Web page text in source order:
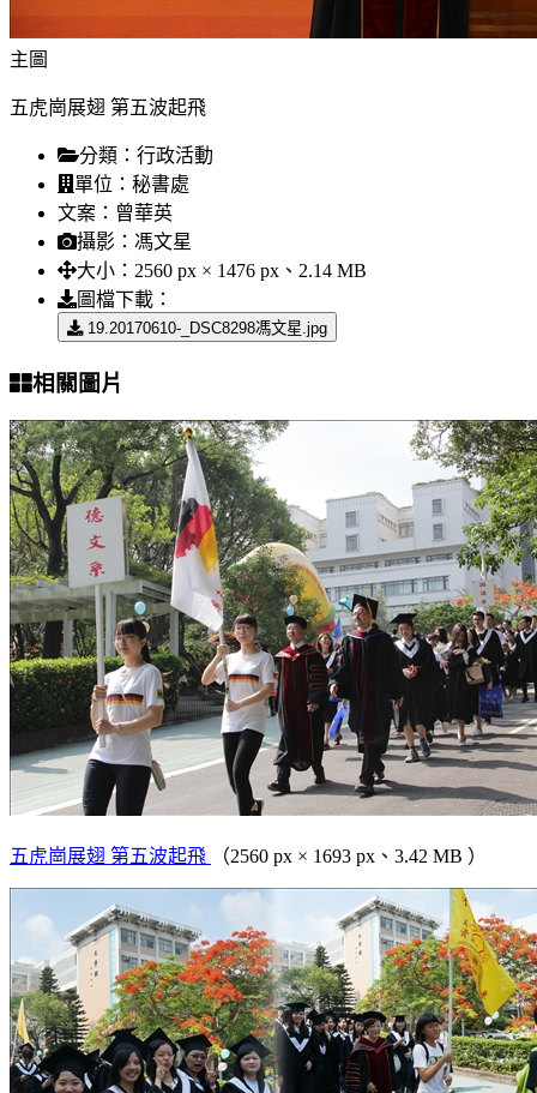
主圖
五虎崗展翅 第五波起飛
分類： 行政活動
單位： 秘書處
文案： 曾華英
攝影： 馮文星
大小： 2560 px × 1476 px、2.14 MB
圖檔下載：
19.20170610-_DSC8298馮文星.jpg
相關圖片
五虎崗展翅 第五波起飛 （2560 px × 1693 px、3.42 MB ）